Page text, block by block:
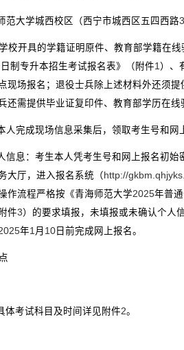
范大学城西校区（西宁市城西区五四西路
校开具的学籍证明原件、教育部学籍在
制专升本招生考试报名表》（附件1 ）、
现场报名；退役士兵除上述材料外还须提
还需提供毕业证复印件、教育部学历在线
人完成现场信息采集后，领取考生号和网
信息：考生本人凭考生号和网上报名初始
大厅，进入报名系统（ http://
作流程严格按《青海师范大学2025年普
件3）的要求填报，未填报或未确认个人
年1 月 10日前完成网上报名。
体考试科目及时间详见附件2。